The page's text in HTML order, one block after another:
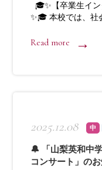
🎓✨【卒業生イン
✨🎓 本校では、社
Read more
2025.12.08 中
🔔 「山梨英和中
コンサート」の